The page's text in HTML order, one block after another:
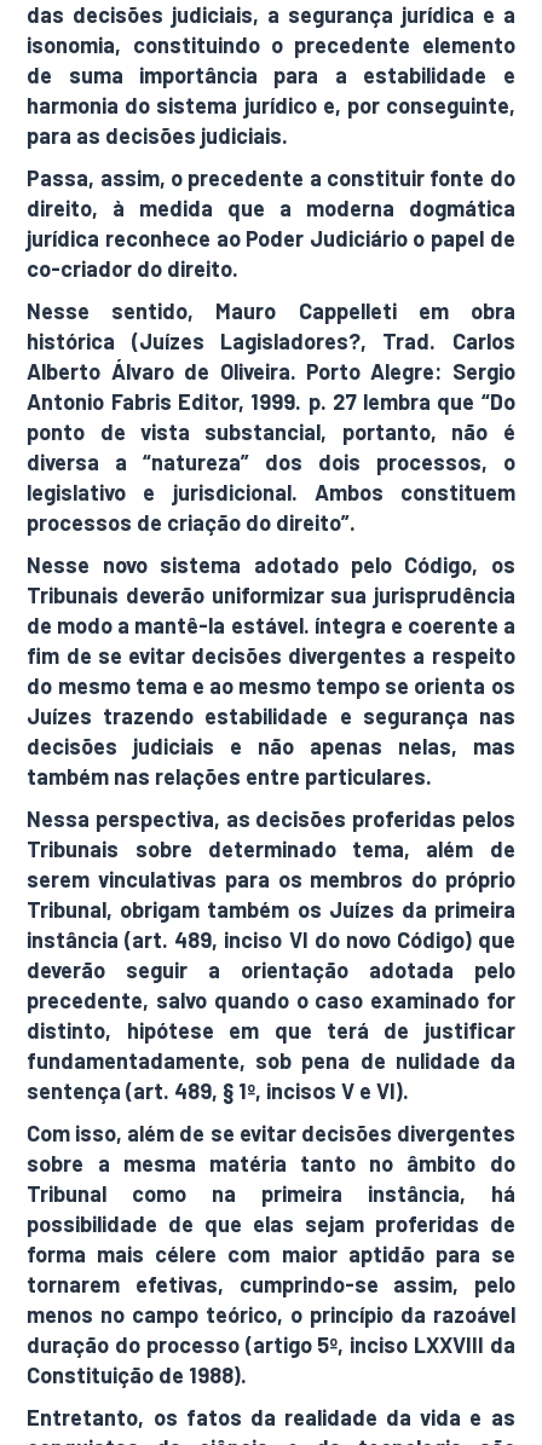
das decisões judiciais, a segurança jurídica e a
isonomia, constituindo o precedente elemento
de suma importância para a estabilidade e
harmonia do sistema jurídico e, por conseguinte,
para as decisões judiciais.
Passa, assim, o precedente a constituir fonte do
direito, à medida que a moderna dogmática
jurídica reconhece ao Poder Judiciário o papel de
co-criador do direito.
Nesse sentido, Mauro Cappelleti em obra
histórica (Juízes Lagisladores?, Trad. Carlos
Alberto Álvaro de Oliveira. Porto Alegre: Sergio
Antonio Fabris Editor, 1999. p. 27 lembra que “Do
ponto de vista substancial, portanto, não é
diversa a “natureza” dos dois processos, o
legislativo e jurisdicional. Ambos constituem
processos de criação do direito”.
Nesse novo sistema adotado pelo Código, os
Tribunais deverão uniformizar sua jurisprudência
de modo a mantê-la estável. íntegra e coerente a
fim de se evitar decisões divergentes a respeito
do mesmo tema e ao mesmo tempo se orienta os
Juízes trazendo estabilidade e segurança nas
decisões judiciais e não apenas nelas, mas
também nas relações entre particulares.
Nessa perspectiva, as decisões proferidas pelos
Tribunais sobre determinado tema, além de
serem vinculativas para os membros do próprio
Tribunal, obrigam também os Juízes da primeira
instância (art. 489, inciso VI do novo Código) que
deverão seguir a orientação adotada pelo
precedente, salvo quando o caso examinado for
distinto, hipótese em que terá de justificar
fundamentadamente, sob pena de nulidade da
sentença (art. 489, § 1º, incisos V e VI).
Com isso, além de se evitar decisões divergentes
sobre a mesma matéria tanto no âmbito do
Tribunal como na primeira instância, há
possibilidade de que elas sejam proferidas de
forma mais célere com maior aptidão para se
tornarem efetivas, cumprindo-se assim, pelo
menos no campo teórico, o princípio da razoável
duração do processo (artigo 5º, inciso LXXVIII da
Constituição de 1988).
Entretanto, os fatos da realidade da vida e as